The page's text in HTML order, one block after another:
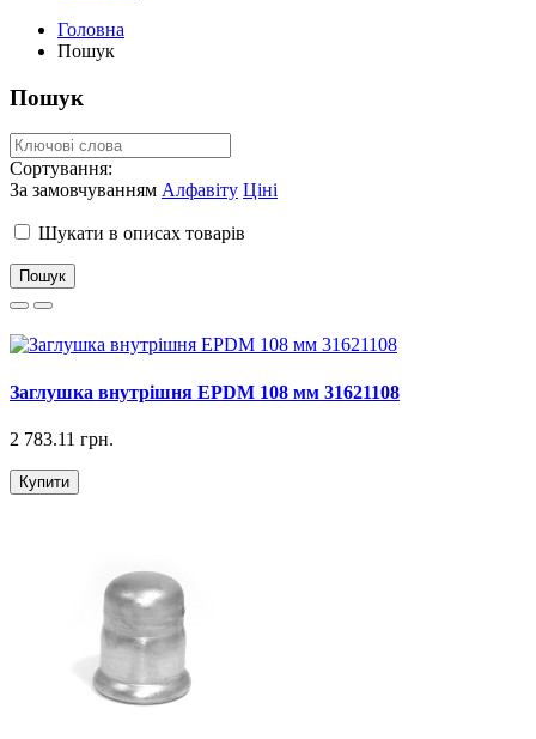
Головна
Пошук
Пошук
Сортування:
За замовчуванням Алфавіту Ціні
Шукати в описах товарів
Заглушка внутрішня EPDM 108 мм 31621108
2 783.11 грн.
Купити